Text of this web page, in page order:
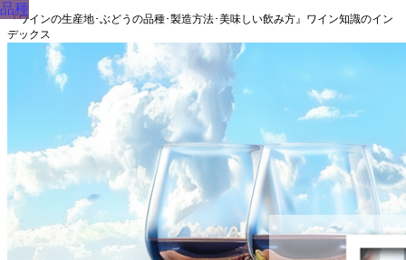
『ワインの生産地･ぶどうの品種･製造方法･美味しい飲み方』ワイン知識のイン
デックス
品種